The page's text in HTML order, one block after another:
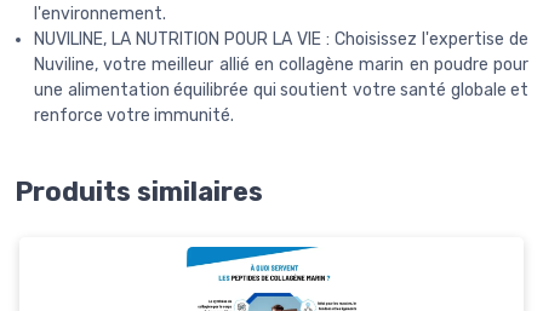
l'environnement.
NUVILINE, LA NUTRITION POUR LA VIE : Choisissez l'expertise de
Nuviline, votre meilleur allié en collagène marin en poudre pour
une alimentation équilibrée qui soutient votre santé globale et
renforce votre immunité.
Produits similaires